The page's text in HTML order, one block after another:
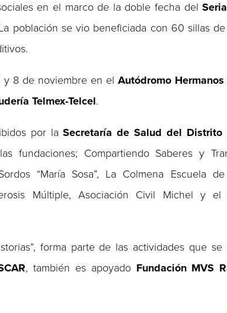
en el marco de la doble fecha del
población se vio beneficiada con 60 sillas
y 8 de noviembre en el Autódromo
Telmex-Telcel.
por laSecretaría de Salud del Distrito
fundaciones; Compartiendo Saberes y
“María Sosa”, La Colmena Escuela
Múltiple, Asociación Civil Michel y
forma parte de las actividades que se
, también es apoyado Fundación MVS